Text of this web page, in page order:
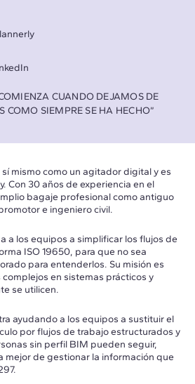
CUANDO DEJAMOS DE
COMO SIEMPRE SE HA HECHO”
mismo como un agitador digital y es
Con 30 años de experiencia en el
bagaje profesional como antiguo
e ingeniero civil.
a los equipos a simplificar los flujos de
ISO 19650, para que no sea
para entenderlos. Su misión es
en sistemas prácticos y
se utilicen.
ayudando a los equipos a sustituir el
por flujos de trabajo estructurados y
sin perfil BIM pueden seguir,
mejor de gestionar la información que